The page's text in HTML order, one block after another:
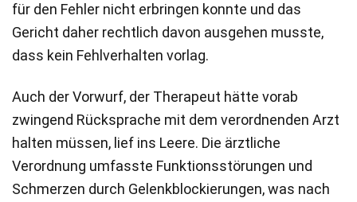
für den Fehler nicht erbringen konnte und das
Gericht daher rechtlich davon ausgehen musste,
dass kein Fehlverhalten vorlag.
Auch der Vorwurf, der Therapeut hätte vorab
zwingend Rücksprache mit dem verordnenden Arzt
halten müssen, lief ins Leere. Die ärztliche
Verordnung umfasste Funktionsstörungen und
Schmerzen durch Gelenkblockierungen, was nach